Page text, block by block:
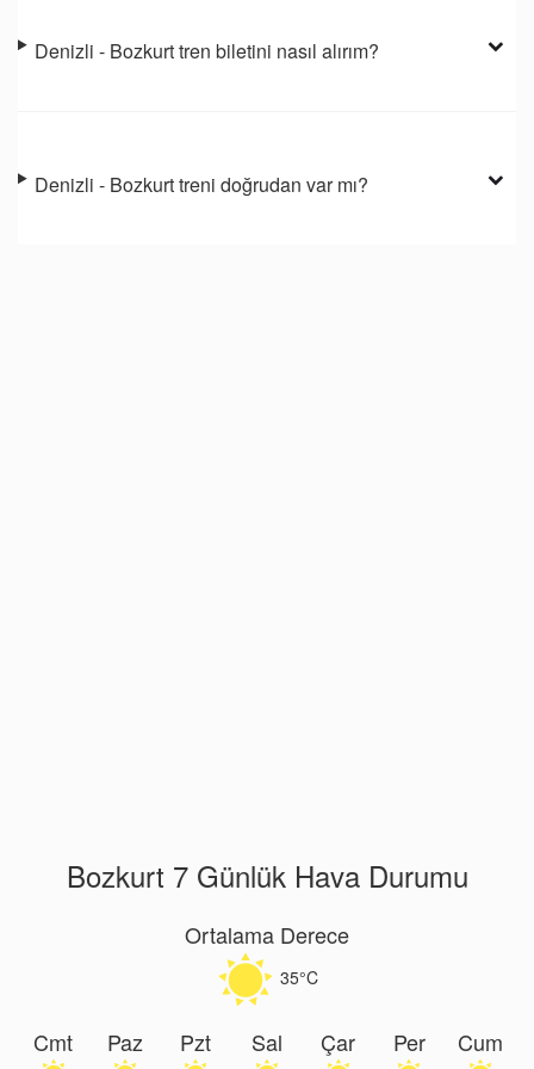
Denizli - Bozkurt tren biletini nasıl alırım?
Denizli - Bozkurt treni doğrudan var mı?
Bozkurt 7 Günlük Hava Durumu
Ortalama Derece
35°C
Cmt Paz Pzt Sal Çar Per Cum